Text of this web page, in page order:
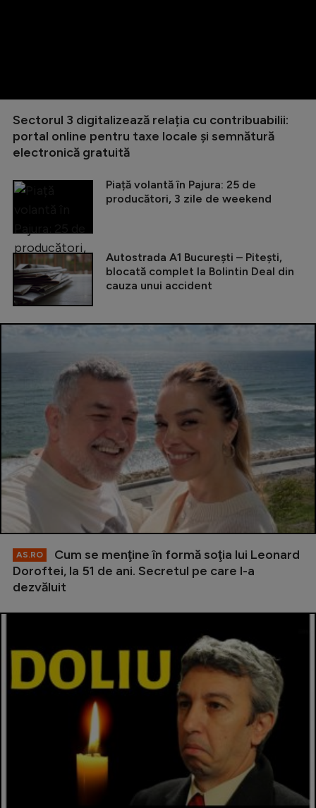
Sectorul 3 digitalizează relația cu contribuabilii:
portal online pentru taxe locale și semnătură
electronică gratuită
Piață volantă în Pajura: 25 de
producători, 3 zile de weekend
Autostrada A1 București – Pitești,
blocată complet la Bolintin Deal din
cauza unui accident
AS.RO
Cum se menţine în formă soţia lui Leonard
Doroftei, la 51 de ani. Secretul pe care l-a
dezvăluit